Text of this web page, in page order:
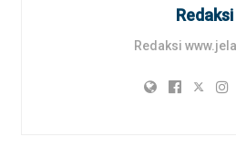
Redaksi
Redaksi